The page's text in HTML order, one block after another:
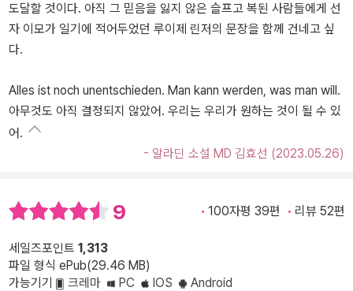
도달할 것이다. 아직 그 믿음을 잃지 않은 슬프고 복된 사람들에게 선
자 이모가 일기에 적어두었던 루이제 린저의 문장을 함께 건네고 싶
다.
Alles ist noch unentschieden. Man kann werden, was man will.
아무것도 아직 결정되지 않았어. 우리는 우리가 원하는 것이 될 수 있
어.
- 알라딘 소설 MD 김효선 (2023.05.26)
9 100자평 39편 리뷰 52편
세일즈포인트 1,313
파일 형식 ePub(29.46 MB)
가능기기
크레마 PC IOS
Android